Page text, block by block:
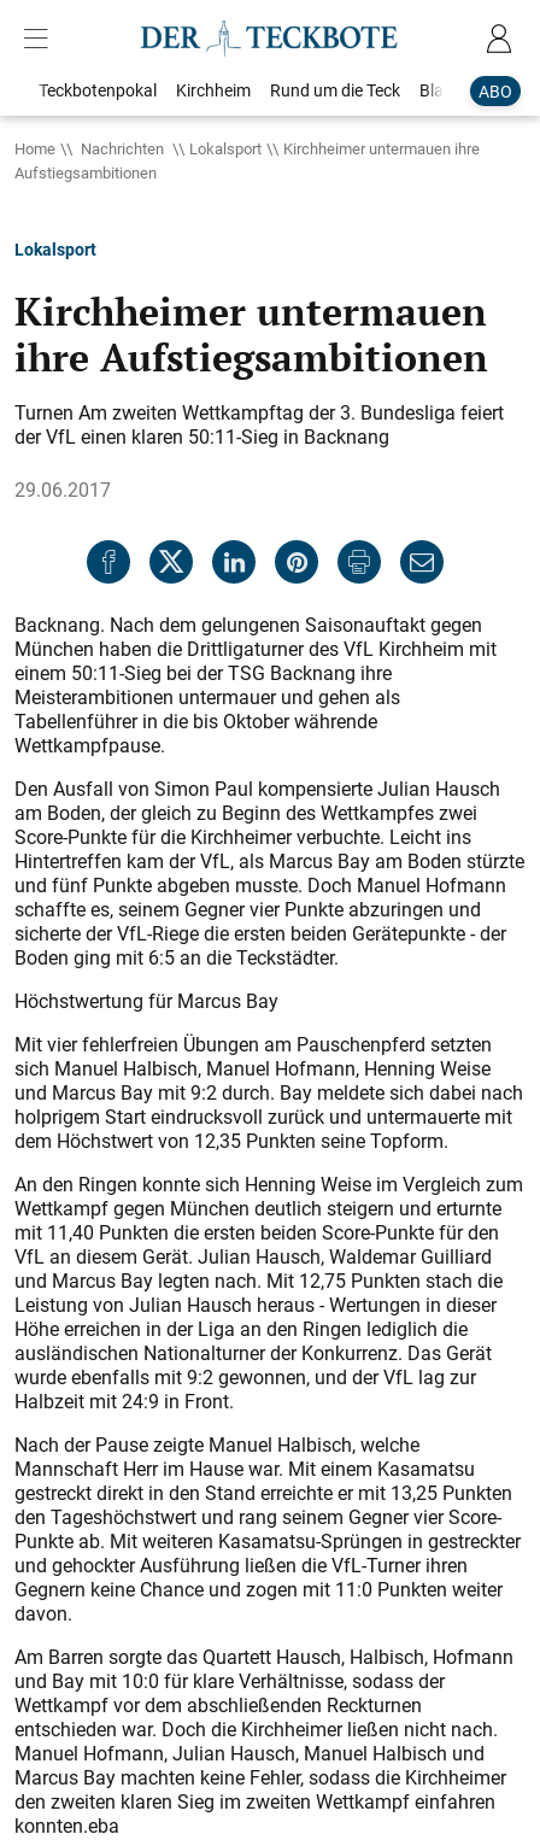
ABO
Teckbotenpokal Kirchheim Rund um die Teck Blaulicht
Home Nachrichten Lokalsport
Kirchheimer untermauen ihre
Aufstiegsambitionen
Lokalsport
Kirchheimer untermauen
ihre Aufstiegsambitionen
Turnen Am zweiten Wettkampftag der 3. Bundesliga feiert
der VfL einen klaren 50:11-Sieg in Backnang
29.06.2017
Backnang. Nach dem gelungenen Saisonauftakt gegen
München haben die Drittligaturner des VfL Kirchheim mit
einem 50:11-Sieg bei der TSG Backnang ihre
Meisterambitionen untermauer und gehen als
Tabellenführer in die bis Oktober währende
Wettkampfpause.
Den Ausfall von Simon Paul kompensierte Julian Hausch
am Boden, der gleich zu Beginn des Wettkampfes zwei
Score-Punkte für die Kirchheimer verbuchte. Leicht ins
Hintertreffen kam der VfL, als Marcus Bay am Boden stürzte
und fünf Punkte abgeben musste. Doch Manuel Hofmann
schaffte es, seinem Gegner vier Punkte abzuringen und
sicherte der VfL-Riege die ersten beiden Gerätepunkte - der
Boden ging mit 6:5 an die Teckstädter.
Höchstwertung für Marcus Bay
Mit vier fehlerfreien Übungen am Pauschenpferd setzten
sich Manuel Halbisch, Manuel Hofmann, Henning Weise
und Marcus Bay mit 9:2 durch. Bay meldete sich dabei nach
holprigem Start eindrucksvoll zurück und untermauerte mit
dem Höchstwert von 12,35 Punkten seine Topform.
An den Ringen konnte sich Henning Weise im Vergleich zum
Wettkampf gegen München deutlich steigern und erturnte
mit 11,40 Punkten die ersten beiden Score-Punkte für den
VfL an diesem Gerät. Julian Hausch, Waldemar Guilliard
und Marcus Bay legten nach. Mit 12,75 Punkten stach die
Leistung von Julian Hausch heraus - Wertungen in dieser
Höhe erreichen in der Liga an den Ringen lediglich die
ausländischen Nationalturner der Konkurrenz. Das Gerät
wurde ebenfalls mit 9:2 gewonnen, und der VfL lag zur
Halbzeit mit 24:9 in Front.
Nach der Pause zeigte Manuel Halbisch, welche
Mannschaft Herr im Hause war. Mit einem Kasamatsu
gestreckt direkt in den Stand erreichte er mit 13,25 Punkten
den Tageshöchstwert und rang seinem Gegner vier Score-
Punkte ab. Mit weiteren Kasamatsu-Sprüngen in gestreckter
und gehockter Ausführung ließen die VfL-Turner ihren
Gegnern keine Chance und zogen mit 11:0 Punkten weiter
davon.
Am Barren sorgte das Quartett Hausch, Halbisch, Hofmann
und Bay mit 10:0 für klare Verhältnisse, sodass der
Wettkampf vor dem abschließenden Reckturnen
entschieden war. Doch die Kirchheimer ließen nicht nach.
Manuel Hofmann, Julian Hausch, Manuel Halbisch und
Marcus Bay machten keine Fehler, sodass die Kirchheimer
den zweiten klaren Sieg im zweiten Wettkampf einfahren
konnten.eba